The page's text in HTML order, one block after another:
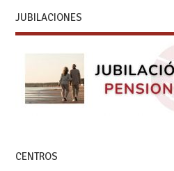
JUBILACIONES
CENTROS